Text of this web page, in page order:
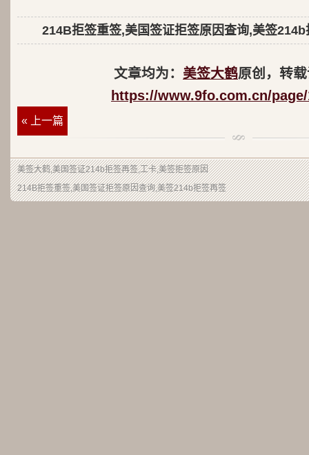
214B拒签重签,美国签证拒签原因查询,美签214b
文章均为： 美签大鹤原创，转
https://www.9fo.com.cn/
« 上一篇
美签大鹤,美国签证214b拒签再签,工卡,美签拒签原因
214B拒签重签,美国签证拒签原因查询,美签214b拒签再签